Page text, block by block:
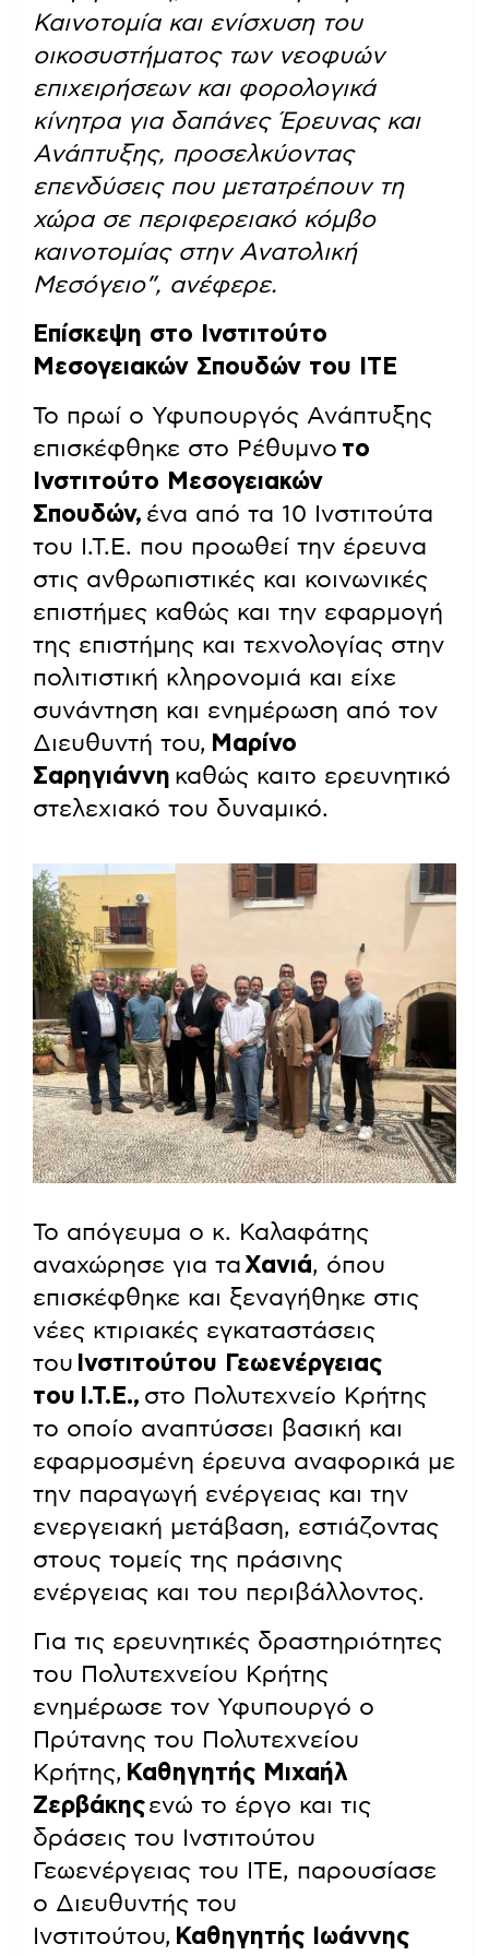
Καινοτομία και ενίσχυση του
οικοσυστήματος των νεοφυών
επιχειρήσεων και φορολογικά
κίνητρα για δαπάνες Έρευνας και
Ανάπτυξης, προσελκύοντας
επενδύσεις που μετατρέπουν τη
χώρα σε περιφερειακό κόμβο
καινοτομίας στην Ανατολική
Μεσόγειο”, ανέφερε.
Επίσκεψη στο Ινστιτούτο
Μεσογειακών Σπουδών του ΙΤΕ
Το πρωί ο Υφυπουργός Ανάπτυξης
επισκέφθηκε στο Ρέθυμνο το
Ινστιτούτο Μεσογειακών
Σπουδών, ένα από τα 10 Ινστιτούτα
του Ι.Τ.Ε. που προωθεί την έρευνα
στις ανθρωπιστικές και κοινωνικές
επιστήμες καθώς και την εφαρμογή
της επιστήμης και τεχνολογίας στην
πολιτιστική κληρονομιά και είχε
συνάντηση και ενημέρωση από τον
Διευθυντή του, Μαρίνο
Σαρηγιάννη καθώς καιτο ερευνητικό
στελεχιακό του δυναμικό.
Το απόγευμα ο κ. Καλαφάτης
αναχώρησε για τα Χανιά, όπου
επισκέφθηκε και ξεναγήθηκε στις
νέες κτιριακές εγκαταστάσεις
του Ινστιτούτου Γεωενέργειας
του Ι.Τ.Ε., στο Πολυτεχνείο Κρήτης
το οποίο αναπτύσσει βασική και
εφαρμοσμένη έρευνα αναφορικά με
την παραγωγή ενέργειας και την
ενεργειακή μετάβαση, εστιάζοντας
στους τομείς της πράσινης
ενέργειας και του περιβάλλοντος.
Για τις ερευνητικές δραστηριότητες
του Πολυτεχνείου Κρήτης
ενημέρωσε τoν Υφυπουργό ο
Πρύτανης του Πολυτεχνείου
Κρήτης, Καθηγητής Μιχαήλ
Ζερβάκηςενώ το έργο και τις
δράσεις του Ινστιτούτου
Γεωενέργειας του ΙΤΕ, παρουσίασε
ο Διευθυντής του
Ινστιτούτου, Καθηγητής Ιωάννης